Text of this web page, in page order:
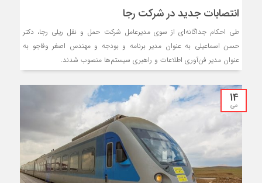
انتصابات جدید در شرکت رجا
طی احکام جداگانه‌ای از سوی مدیرعامل شرکت حمل و نقل ریلی رجا، دکتر
حسن اسماعیلی به عنوان مدیر برنامه و بودجه و مهندس اصغر وفاجو به
عنوان مدیر فن‌آوری اطلاعات و راهبری سیستم‌ها منصوب شدند.
14
می